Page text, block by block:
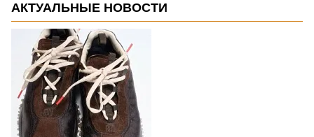
АКТУАЛЬНЫЕ НОВОСТИ